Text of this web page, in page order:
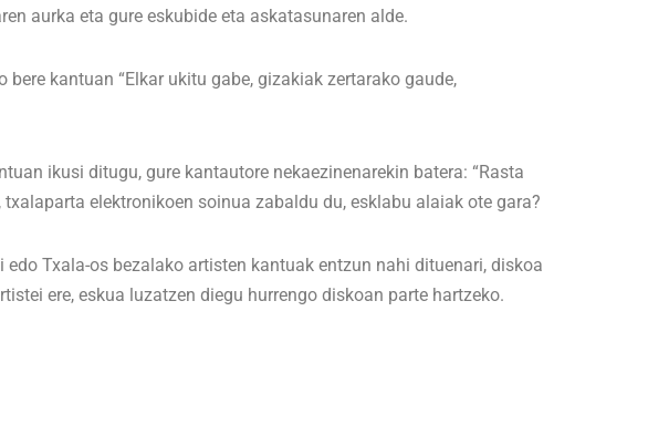
aurka eta gure eskubide eta askatasunaren alde.
kantuan “Elkar ukitu gabe, gizakiak zertarako gaude,
ikusi ditugu, gure kantautore nekaezinenarekin batera: “Rasta
elektronikoen soinua zabaldu du, esklabu alaiak ote gara?
Txala-os bezalako artisten kantuak entzun nahi dituenari, diskoa
ere, eskua luzatzen diegu hurrengo diskoan parte hartzeko.